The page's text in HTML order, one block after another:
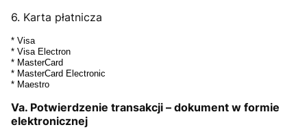
6. Karta płatnicza
* Visa
* Visa Electron
* MasterCard
* MasterCard Electronic
* Maestro
Va. Potwierdzenie transakcji – dokument w formie
elektronicznej